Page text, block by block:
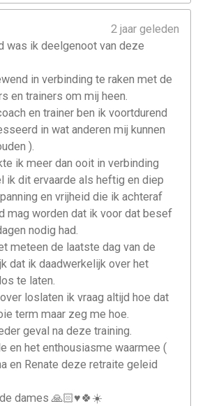
2 jaar geleden
was ik deelgenoot van deze
in verbinding te raken met de
en trainers om mij heen.
en trainer ben ik voortdurend
in wat anderen mij kunnen
).
ik meer dan ooit in verbinding
ik dit ervaarde als heftig en diep
en vrijheid die ik achteraf
mag worden dat ik voor dat besef
nodig had.
meteen de laatste dag van de
dat ik daadwerkelijk over het
te laten.
loslaten ik vraag altijd hoe dat
term maar zeg me hoe.
geval na deze training.
en het enthousiasme waarmee (
en Renate deze retraite geleid
dames 🙏🏻♥️🍀☀️